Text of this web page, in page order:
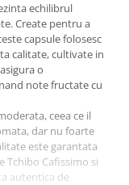
echilibrul
Create pentru a
capsule folosesc
calitate, cultivate in
o
note fructate cu
ceea ce il
dar nu foarte
este garantata
Tchibo Cafissimo si
autentica de